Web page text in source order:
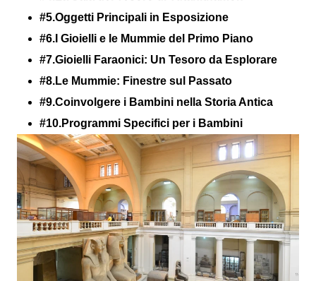
#5.Oggetti Principali in Esposizione
#6.I Gioielli e le Mummie del Primo Piano
#7.Gioielli Faraonici: Un Tesoro da Esplorare
#8.Le Mummie: Finestre sul Passato
#9.Coinvolgere i Bambini nella Storia Antica
#10.Programmi Specifici per i Bambini